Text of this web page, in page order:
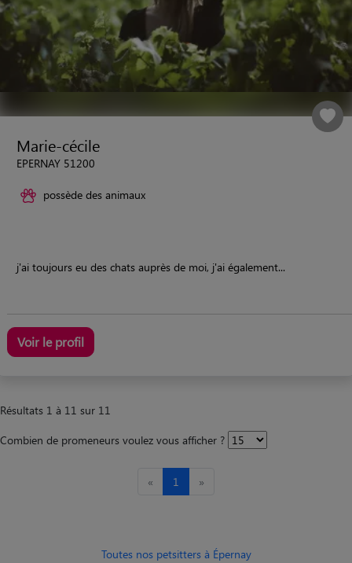
Marie-cécile
EPERNAY 51200
possède des animaux
j'ai toujours eu des chats auprès de moi, j'ai également...
Voir le profil
Résultats 1 à 11 sur 11
Combien de promeneurs voulez vous afficher ?
« 1 »
Toutes nos petsitters à Épernay